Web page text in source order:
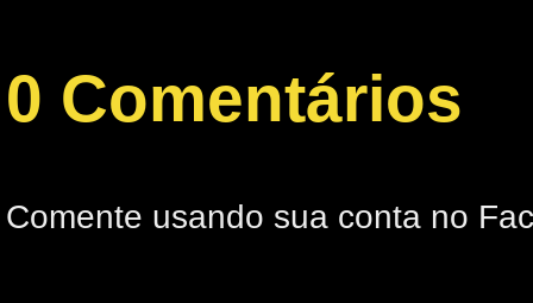
0 Comentários
Comente usando sua conta no